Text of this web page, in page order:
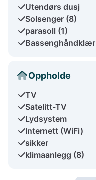
Utendørs dusj
Solsenger (8)
parasoll (1)
Bassenghåndklær
Oppholde
TV
Satelitt-TV
Lydsystem
Internett (WiFi)
sikker
klimaanlegg (8)